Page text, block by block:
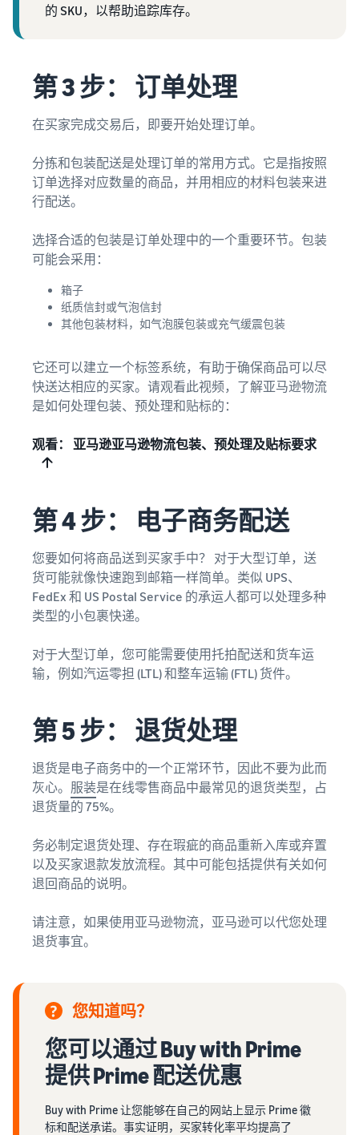
的 SKU，以帮助追踪库存。
第 3 步： 订单处理
在买家完成交易后，即要开始处理订单。
分拣和包装配送是处理订单的常用方式。它是指按照
订单选择对应数量的商品，并用相应的材料包装来进
行配送。
选择合适的包装是订单处理中的一个重要环节。包装
可能会采用：
箱子
纸质信封或气泡信封
其他包装材料，如气泡膜包装或充气缓震包装
它还可以建立一个标签系统，有助于确保商品可以尽
快送达相应的买家。请观看此视频，了解亚马逊物流
是如何处理包装、预处理和贴标的：
观看： 亚马逊亚马逊物流包装、预处理及贴标要求
第 4 步： 电子商务配送
您要如何将商品送到买家手中？ 对于大型订单，送
货可能就像快速跑到邮箱一样简单。类似 UPS、
FedEx 和 US Postal Service 的承运人都可以处理多种
类型的小包裹快递。
对于大型订单，您可能需要使用托拍配送和货车运
输，例如汽运零担 (LTL) 和整车运输 (FTL) 货件。
第 5 步： 退货处理
退货是电子商务中的一个正常环节，因此不要为此而
灰心。 服装是在线零售商品中最常见的退货类型，占
退货量的 75%。
务必制定退货处理、存在瑕疵的商品重新入库或弃置
以及买家退款发放流程。其中可能包括提供有关如何
退回商品的说明。
请注意，如果使用亚马逊物流，亚马逊可以代您处理
退货事宜。
您知道吗？
您可以通过 Buy with Prime
提供 Prime 配送优惠
Buy with Prime 让您能够在自己的网站上显示 Prime 徽
标和配送承诺。事实证明，买家转化率平均提高了